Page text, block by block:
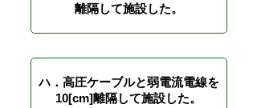
離隔して施設した。
ハ．高圧ケーブルと弱電流電線を
10[cm]離隔して施設した。